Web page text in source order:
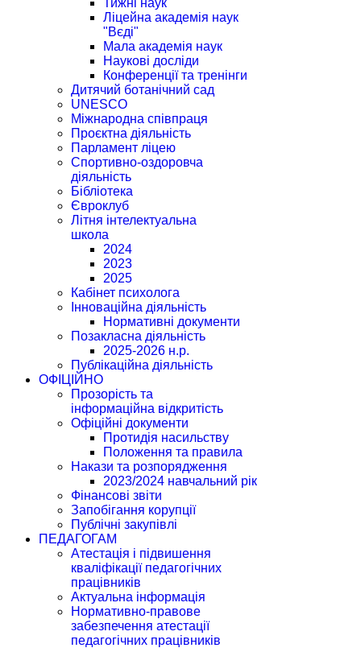
Тижні наук
Ліцейна академія наук
"Вєді"
Мала академія наук
Наукові досліди
Конференції та тренінги
Дитячий ботанічний сад
UNESCO
Міжнародна співпраця
Проєктна діяльність
Парламент ліцею
Спортивно-оздоровча
діяльність
Бібліотека
Євроклуб
Літня інтелектуальна
школа
2024
2023
2025
Кабінет психолога
Інноваційна діяльність
Нормативні документи
Позакласна діяльність
2025-2026 н.р.
Публікаційна діяльність
ОФІЦІЙНО
Прозорість та
інформаційна відкритість
Офіційні документи
Протидія насильству
Положення та правила
Накази та розпорядження
2023/2024 навчальний рік
Фінансові звіти
Запобігання корупції
Публічні закупівлі
ПЕДАГОГАМ
Атестація і підвишення
кваліфікації педагогічних
працівників
Актуальна інформація
Нормативно-правове
забезпечення атестації
педагогічних працівників